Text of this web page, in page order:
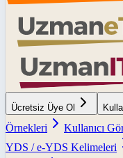
Ücretsiz Üye Ol
Örnekleri
Kullanıcı
YDS / e-YDS Kelimeleri